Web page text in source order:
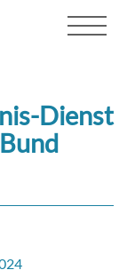
Dienst